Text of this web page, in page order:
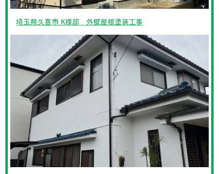
埼玉県久喜市 K様邸 外壁屋根塗装工事